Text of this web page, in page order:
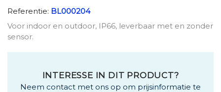
Referentie: BL000204
Voor indoor en outdoor, IP66, leverbaar met en zonder
sensor.
INTERESSE IN DIT PRODUCT?
Neem contact met ons op om prijsinformatie te